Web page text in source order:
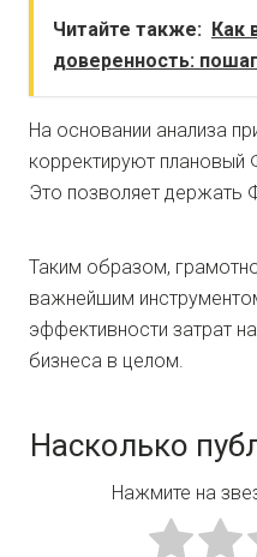
Читайте также: Как
доверенность:
На основании анализа
корректируют
Это позволяет держать
Таким образом,
важнейшим
эффективности затрат
бизнеса в целом.
Насколько
Нажмите на